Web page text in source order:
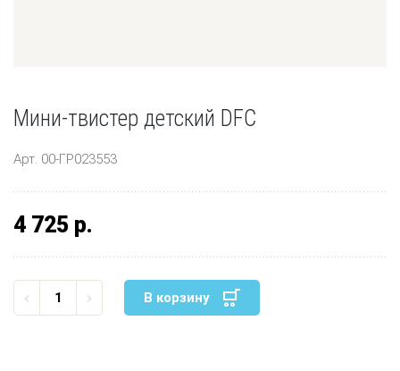
Мини-твистер детский DFC
Арт. 00-ГР023553
4 725 р.
В корзину